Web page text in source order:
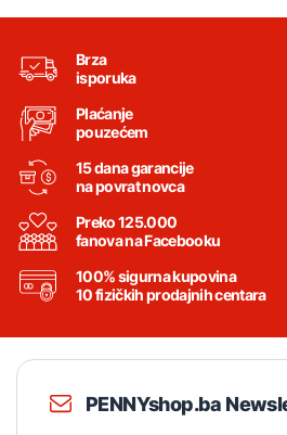
Brza
isporuka
Plaćanje
pouzećem
15 dana garancije
na povrat novca
Preko 125.000
fanova na Facebooku
100% sigurna kupovina
10 fizičkih prodajnih centara
PENNYshop.ba